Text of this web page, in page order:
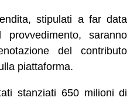
stipulati a far data
saranno
del contributo
piattaforma.
stanziati 650 milioni di